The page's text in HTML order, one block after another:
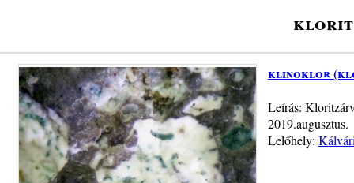
klorit
klinoklor
Leírás:
2019.augusztus.
Lelőhely: